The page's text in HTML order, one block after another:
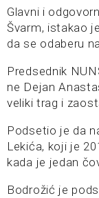
Glavni i
Švarm, istakao
da se odaberu
Predsednik
ne Dejan
veliki trag i
Podsetio je da
Lekića, koji je
kada je jedan
Bodrožić je